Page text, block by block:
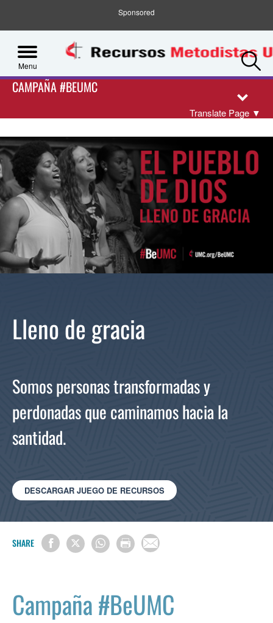
Sponsored
Menu
CAMPAÑA #BEUMC
Translate Page ▼
Lleno de gracia
Somos personas transformadas y
perdonadas que caminamos hacia la
santidad.
DESCARGAR JUEGO DE RECURSOS
SHARE
Campaña #BeUMC